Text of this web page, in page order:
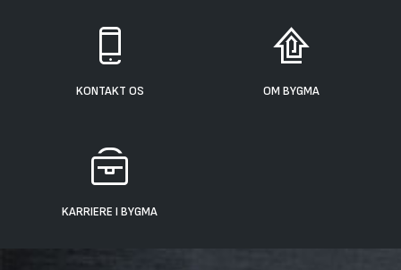
KONTAKT OS OM BYGMA
KARRIERE I BYGMA